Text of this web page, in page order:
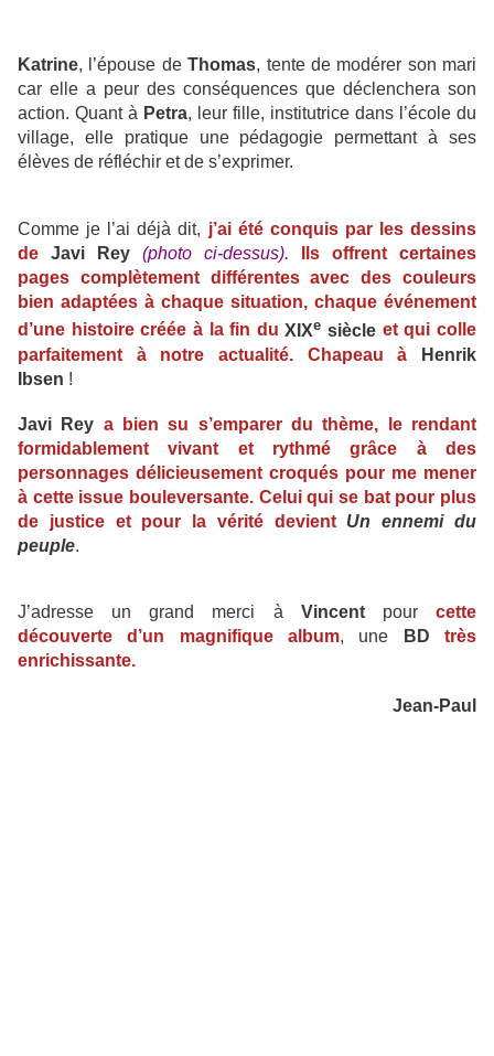
Katrine, l’épouse deThomas, tente de modérer son mari
car elle a peur des conséquences que déclenchera son
action. Quant à Petra, leur fille, institutrice dans l’école du
village, elle pratique une pédagogie permettant à ses
élèves de réfléchir et de s’exprimer.
Comme je l’ai déjà dit, j’ai été conquis par les dessins
de Javi Rey (photo ci-dessus).
Ils offrent certaines
pages complètement différentes avec des couleurs
bien adaptées à chaque situation, chaque événement
d’une histoire créée à la fin duXIXe siècle et qui colle
parfaitement à notre actualité. Chapeau à
Henrik
Ibsen !
Javi Rey a bien su s’emparer du thème, le rendant
formidablement vivant et rythmé grâce à des
personnages délicieusement croqués pour me mener
à cette issue bouleversante. Celui qui se bat pour plus
de justice et pour la vérité devient Un ennemi du
peuple.
J’adresse un grand merci à Vincentpourcette
découverte d’un magnifique album, une BD
très
enrichissante.
Jean-Paul